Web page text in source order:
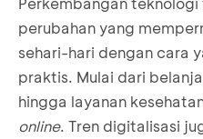
perubahan yang
sehari-hari dengan cara
praktis. Mulai dari
hingga layanan
online. Tren digitalisasi